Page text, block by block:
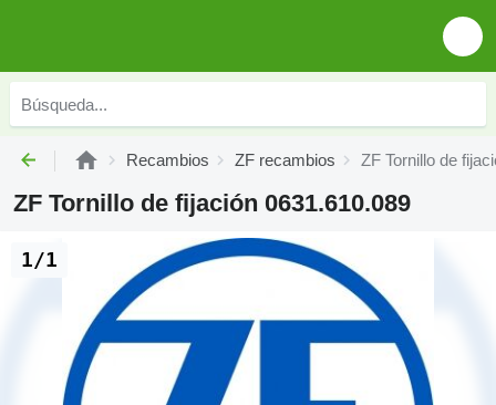
Recambios ZF recambios ZF Tornillo de
ZF Tornillo de fijación 0631.610.089
1/1